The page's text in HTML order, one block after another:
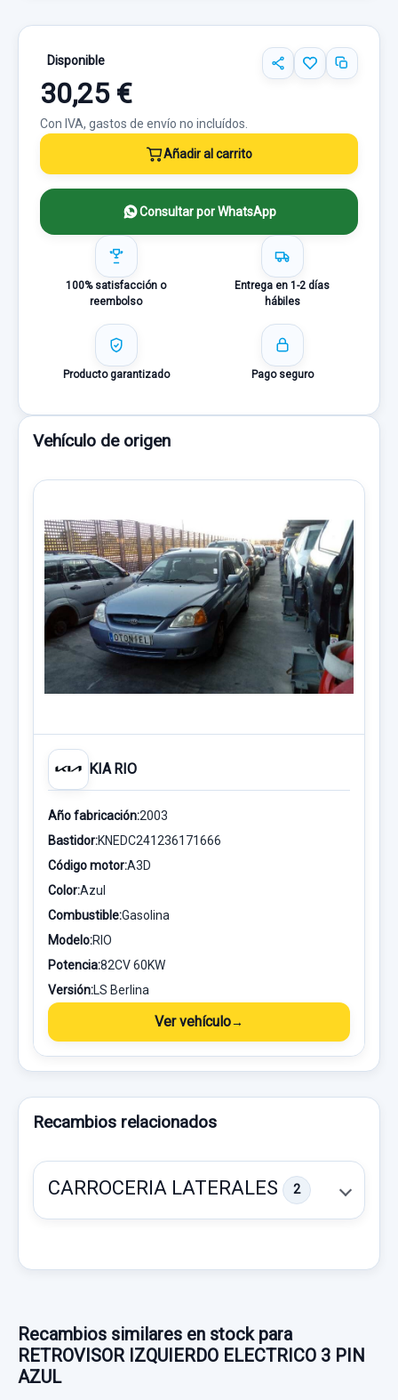
Disponible
30,25 €
Con IVA, gastos de envío no incluídos.
Añadir al carrito
Consultar por WhatsApp
100% satisfacción o
reembolso
Entrega en 1-2 días
hábiles
Producto garantizado Pago seguro
Vehículo de origen
KIA RIO
Año fabricación:2003
Bastidor:KNEDC241236171666
Código motor:A3D
Color:Azul
Combustible:Gasolina
Modelo:RIO
Potencia:82CV 60KW
Versión:LS Berlina
Ver vehículo
Recambios relacionados
CARROCERIA LATERALES 2
Recambios similares en stock para
RETROVISOR IZQUIERDO ELECTRICO 3 PIN
AZUL